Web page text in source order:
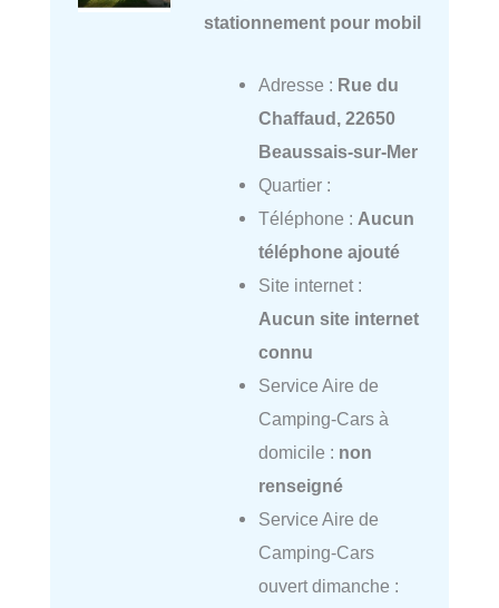
stationnement pour mobil
Adresse : Rue du
Chaffaud, 22650
Beaussais-sur-Mer
Quartier :
Téléphone : Aucun
téléphone ajouté
Site internet :
Aucun site internet
connu
Service Aire de
Camping-Cars à
domicile : non
renseigné
Service Aire de
Camping-Cars
ouvert dimanche :